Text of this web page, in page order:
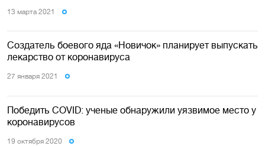
13 марта 2021
Создатель боевого яда «Новичок» планирует выпускать
лекарство от коронавируса
27 января 2021
Победить COVID: ученые обнаружили уязвимое место у
коронавирусов
19 октября 2020